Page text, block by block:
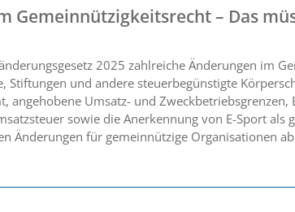
Gemeinnützigkeitsrecht – Das
2025 zahlreiche Änderungen im
Stiftungen und andere steuerbegünstigte
angehobene Umsatz- und
sowie die Anerkennung von E-Sport als
Änderungen für gemeinnützige Organisationen